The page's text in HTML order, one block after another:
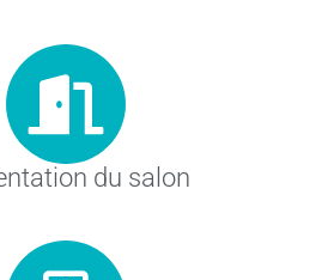
du salon